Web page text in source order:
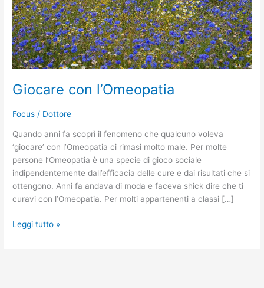
Giocare con l’Omeopatia
Focus / Dottore
Quando anni fa scoprì il fenomeno che qualcuno voleva
‘giocare’ con l’Omeopatia ci rimasi molto male. Per molte
persone l’Omeopatia è una specie di gioco sociale
indipendentemente dall’efficacia delle cure e dai risultati che si
ottengono. Anni fa andava di moda e faceva shick dire che ti
curavi con l’Omeopatia. Per molti appartenenti a classi […]
Leggi tutto »